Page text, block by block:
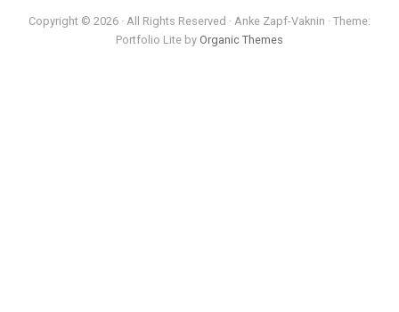
Copyright © 2026 · All Rights Reserved · Anke Zapf-Vaknin · Theme:
Portfolio Lite by Organic Themes